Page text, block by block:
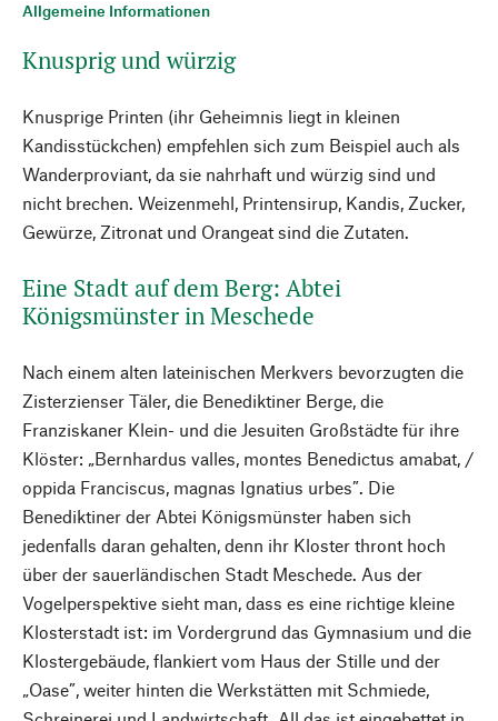
Allgemeine Informationen
Knusprig und würzig
Knusprige Printen (ihr Geheimnis liegt in kleinen
Kandisstückchen) empfehlen sich zum Beispiel auch als
Wanderproviant, da sie nahrhaft und würzig sind und
nicht brechen. Weizenmehl, Printensirup, Kandis, Zucker,
Gewürze, Zitronat und Orangeat sind die Zutaten.
Eine Stadt auf dem Berg: Abtei
Königsmünster in Meschede
Nach einem alten lateinischen Merkvers bevorzugten die
Zisterzienser Täler, die Benediktiner Berge, die
Franziskaner Klein- und die Jesuiten Großstädte für ihre
Klöster: „Bernhardus valles, montes Benedictus amabat, /
oppida Franciscus, magnas Ignatius urbes”. Die
Benediktiner der Abtei Königsmünster haben sich
jedenfalls daran gehalten, denn ihr Kloster thront hoch
über der sauerländischen Stadt Meschede. Aus der
Vogelperspektive sieht man, dass es eine richtige kleine
Klosterstadt ist: im Vordergrund das Gymnasium und die
Klostergebäude, flankiert vom Haus der Stille und der
„Oase”, weiter hinten die Werkstätten mit Schmiede,